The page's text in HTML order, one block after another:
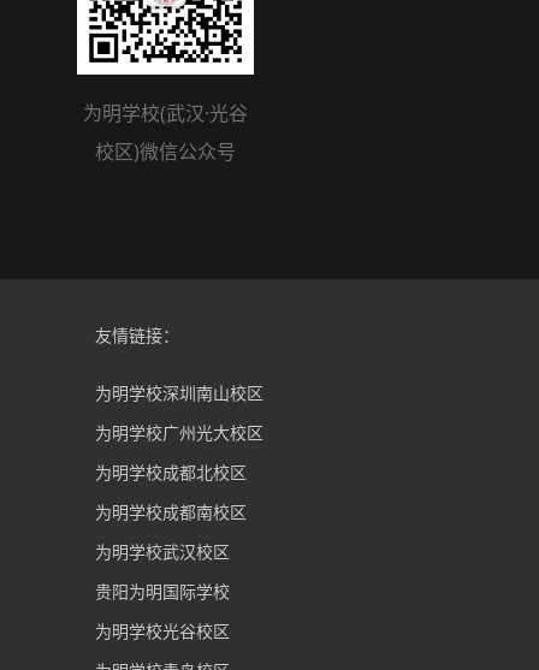
为明学校(武汉·光谷
校区)微信公众号
友情链接：
为明学校深圳南山校区
为明学校广州光大校区
为明学校成都北校区
为明学校成都南校区
为明学校武汉校区
贵阳为明国际学校
为明学校光谷校区